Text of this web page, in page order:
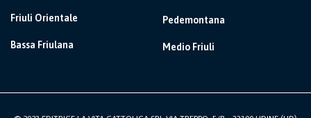
Friuli Orientale
Bassa Friulana
Pedemontana
Medio Friuli